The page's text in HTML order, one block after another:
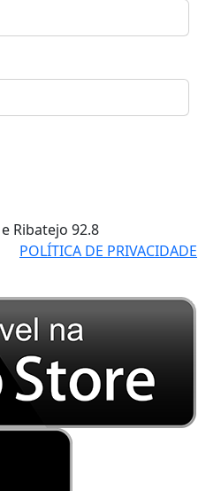
Ribatejo 92.8
POLÍTICA DE PRIVACIDADE